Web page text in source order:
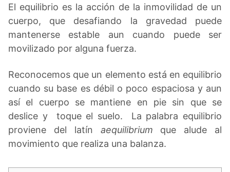
El equilibrio es la acción de la inmovilidad de un
cuerpo, que desafiando la gravedad puede
mantenerse estable aun cuando puede ser
movilizado por alguna fuerza.
Reconocemos que un elemento está en equilibrio
cuando su base es débil o poco espaciosa y aun
así el cuerpo se mantiene en pie sin que se
deslice y toque el suelo. La palabra equilibrio
proviene del latín aequilibrium que alude al
movimiento que realiza una balanza.